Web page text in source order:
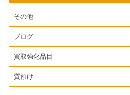
その他
ブログ
買取強化品目
質預け